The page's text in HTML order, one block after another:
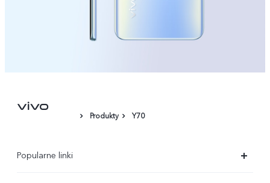
Produkty Y70
Popularne linki